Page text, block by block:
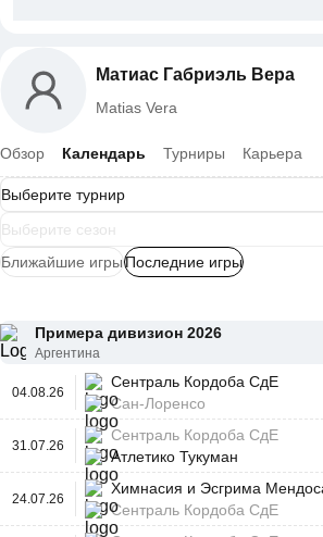
Матиас Габриэль Вера
Matias Vera
Обзор Календарь Турниры Карьера
Ближайшие игрыПоследние игры
Примера дивизион 2026
Аргентина
04.08.26
Сентраль Кордоба СдЕ
Сан-Лоренсо
31.07.26
Сентраль Кордоба СдЕ
Атлетико Тукуман
24.07.26
Химнасия и Эсгрима
Сентраль Кордоба СдЕ